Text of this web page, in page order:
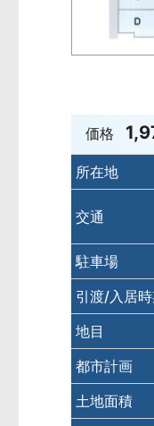
価格
所在地
交通
駐車場
引渡/入居
地目
都市計画
土地面積